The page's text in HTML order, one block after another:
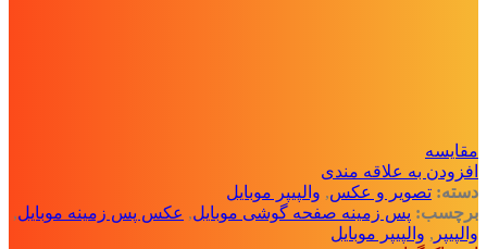
مقايسه
افزودن به علاقه مندی
دسته: تصویر و عکس, والپیپر موبایل
برچسب: پس زمینه صفحه گوشی موبایل, عکس پس زمینه موبایل,
والپیپر , والپیپر موبایل